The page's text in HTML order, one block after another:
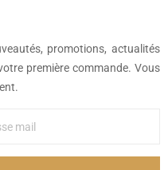
promotions, actualités
première commande. Vous